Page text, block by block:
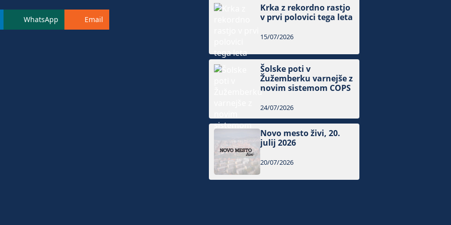
WhatsApp Email
Krka z rekordno rastjo
v prvi polovici tega leta
15/07/2026
Šolske poti v
Žužemberku varnejše z
novim sistemom COPS
24/07/2026
Novo mesto živi, 20.
julij 2026
20/07/2026